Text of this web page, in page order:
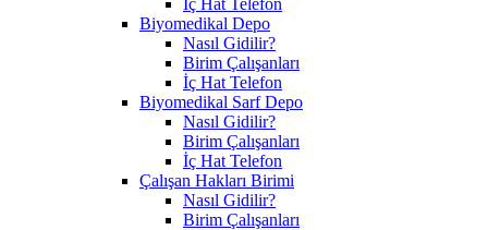
Biyomedikal Depo
Nasıl Gidilir?
Birim Çalışanları
İç Hat Telefon
Biyomedikal Sarf Depo
Nasıl Gidilir?
Birim Çalışanları
İç Hat Telefon
Çalışan Hakları Birimi
Nasıl Gidilir?
Birim Çalışanları